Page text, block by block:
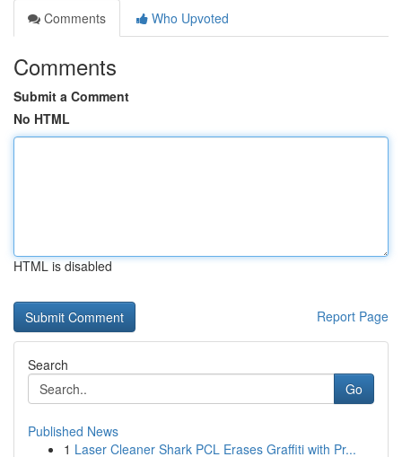
Comments
Who Upvoted
Comments
Submit a Comment
No HTML
HTML is disabled
Report Page
Search
Go
Published News
1 Laser Cleaner Shark PCL Erases Graffiti with Pr...